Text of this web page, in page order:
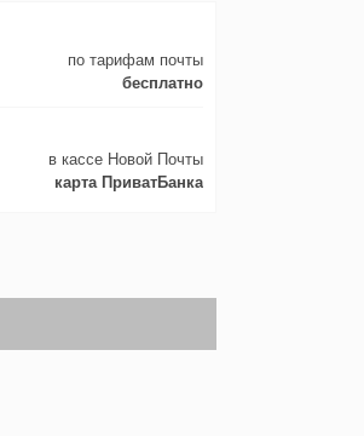
по тарифам почты
бесплатно
в кассе Новой Почты
карта ПриватБанка